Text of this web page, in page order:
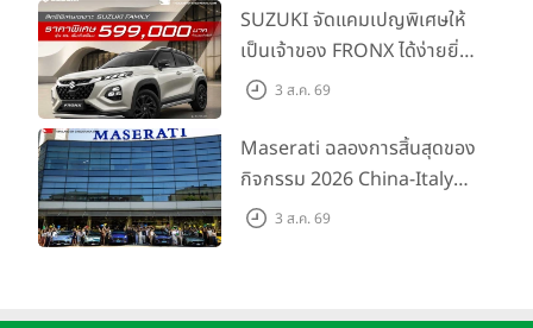
พร้อมลุย ด้วยราคาพิเศษเริ่ม
ต้นที่ 9.49 แสนบาท
SUZUKI จัดแคมเปญพิเศษให้
เป็นเจ้าของ FRONX ได้ง่ายยิ่ง
ขึ้นสำหรับรุ่น GL ราคาพิเศษ
200 คัน พร้อมข้อเสนอสุดคุ้ม
3 ส.ค. 69
Maserati ฉลองการสิ้นสุดของ
กิจกรรม 2026 China-Italy
Grand Tour ณ สำนักงาน
3 ส.ค. 69